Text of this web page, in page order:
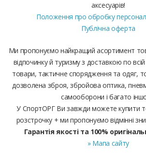
аксесуарів!
Положення про обробку
Публічна оферта
Ми пропонуємо найкращий асортимент
відпочинку й туризму з доставкою по всій
товари, тактичне спорядження та одяг,
дозволена зброя, збройова оптика,
самооборони і багато
У СпортОРГ Ви завжди можете купити
розстрочку + ми пропонуємо відмінні
Гарантія якості та 100%
» Мапа сайту